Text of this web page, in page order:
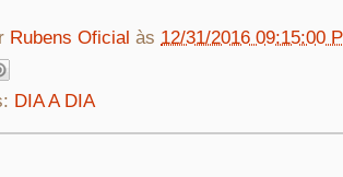
Rubens Oficial às 12/31/2016 09:15:00
DIA A DIA